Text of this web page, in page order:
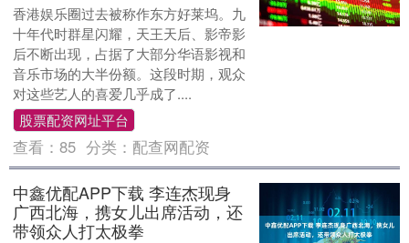
香港娱乐圈过去被称作东方好莱坞。九
十年代时群星闪耀，天王天后、影帝影
后不断出现，占据了大部分华语影视和
音乐市场的大半份额。这段时期，观众
对这些艺人的喜爱几乎成了....
股票配资网址平台
查看：85 分类： 配查网配资
中鑫优配APP下载 李连杰现身
广西北海，携女儿出席活动，还
带领众人打太极拳